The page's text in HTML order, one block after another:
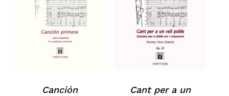
Canción
Cant per a un